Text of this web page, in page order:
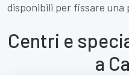
disponibili per fissare una
Centri e
a